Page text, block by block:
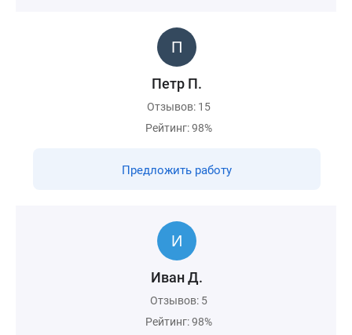
Петр П.
Отзывов: 15
Рейтинг: 98%
Предложить работу
Иван Д.
Отзывов: 5
Рейтинг: 98%